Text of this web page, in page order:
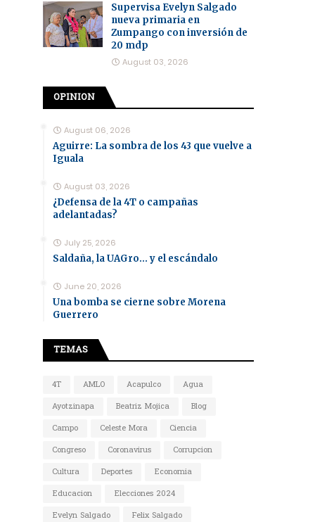
Supervisa Evelyn Salgado
nueva primaria en
Zumpango con inversión de
20 mdp
August 03, 2026
OPINION
August 06, 2026
Aguirre: La sombra de los 43 que vuelve a
Iguala
August 03, 2026
¿Defensa de la 4T o campañas
adelantadas?
July 25, 2026
Saldaña, la UAGro... y el escándalo
June 20, 2026
Una bomba se cierne sobre Morena
Guerrero
TEMAS
4T AMLO Acapulco
Agua
Ayotzinapa
Beatriz Mojica
Blog
Campo
Celeste Mora
Ciencia
Congreso
Coronavirus
Corrupcion
Cultura
Deportes
Economia
Educacion
Elecciones 2024
Evelyn Salgado
Felix Salgado